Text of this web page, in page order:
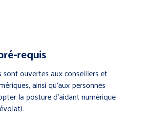
requis
ouvertes aux conseillers et
ainsi qu’aux personnes
la posture d’aidant numérique